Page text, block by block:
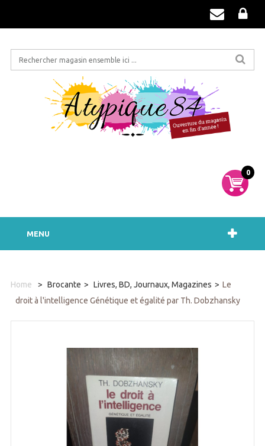
0
MENU
Home > Brocante > Livres, BD, Journaux, Magazines > Le
droit à l'intelligence Génétique et égalité par Th. Dobzhansky